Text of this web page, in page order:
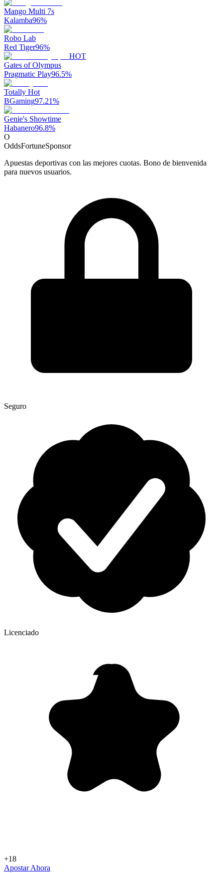
Mango Multi 7s
Kalamba96%
Robo Lab
Red Tiger96%
HOT
Gates of Olympus
Pragmatic Play96.5%
Totally Hot
BGaming97.21%
Genie's Showtime
Habanero96.8%
O
OddsFortuneSponsor
Apuestas deportivas con las mejores cuotas. Bono de bienvenida
para nuevos usuarios.
Seguro
Licenciado
+18
Apostar Ahora